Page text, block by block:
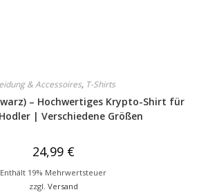
& Accessoires, T-Shirts
– Hochwertiges Krypto-Shirt für
| Verschiedene Größen
24,99 €
Enthält 19% Mehrwertsteuer
zzgl. Versand